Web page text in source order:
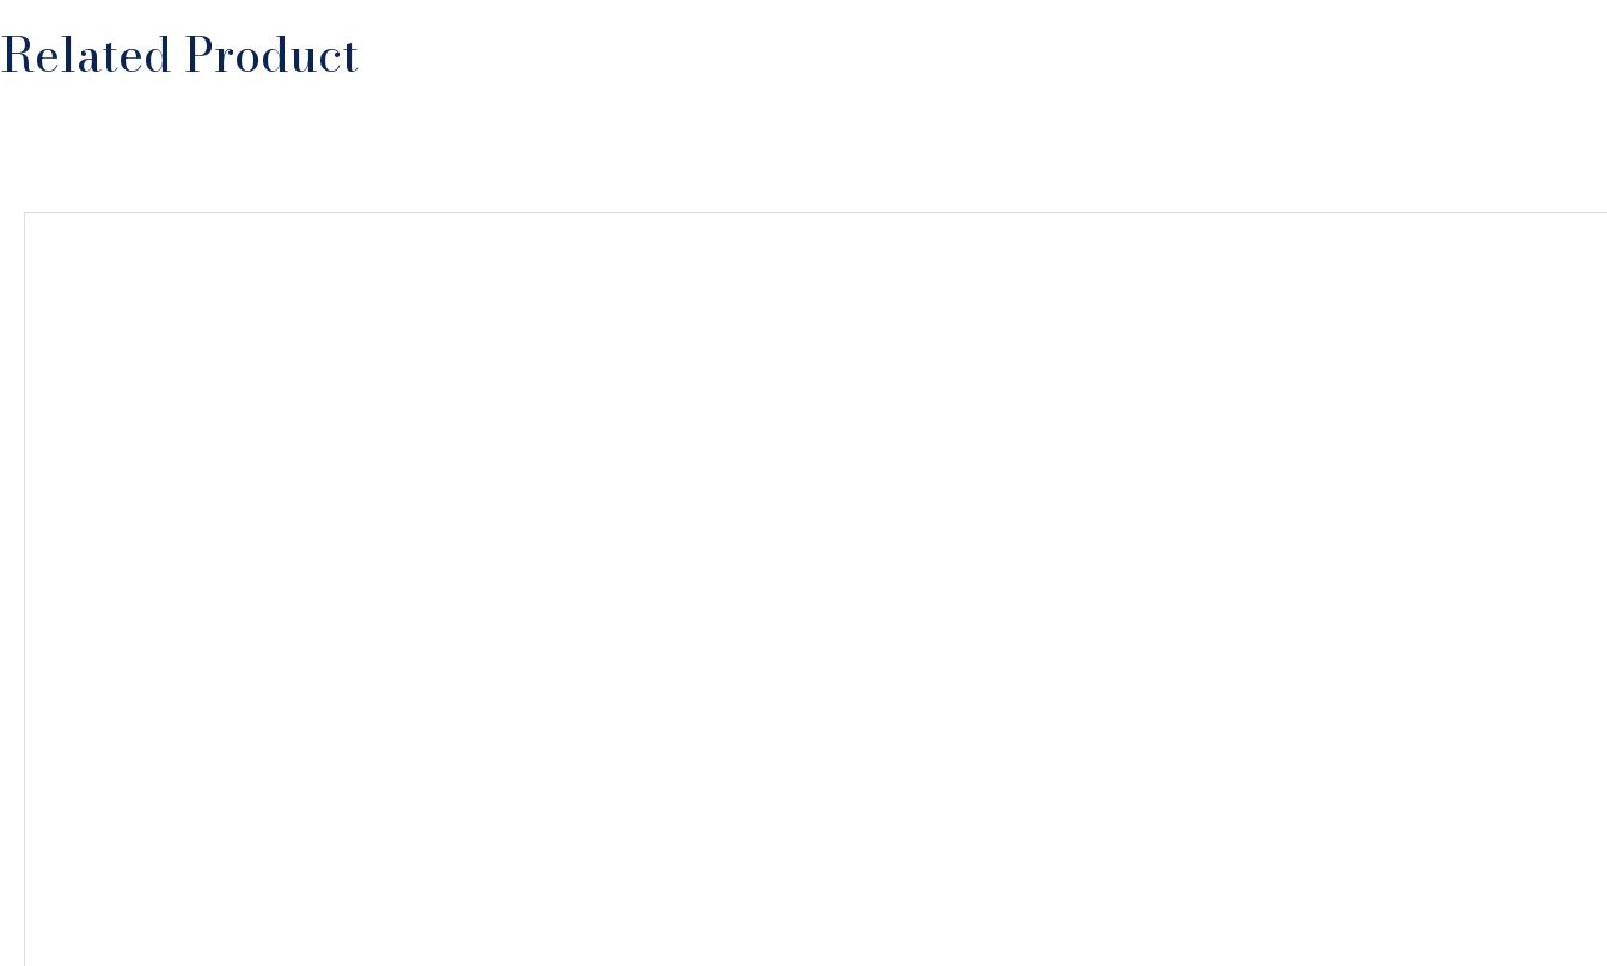
Related Product